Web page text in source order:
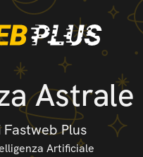
Astrale
Fastweb Plus
Artificiale